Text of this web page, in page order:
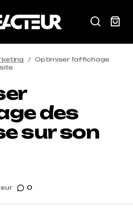
Optimiser l’affichage
des
sur son
0